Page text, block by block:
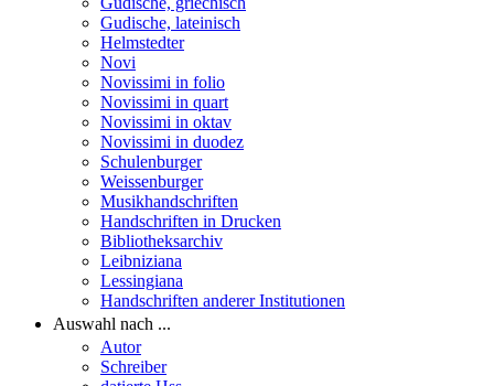
Gudische, lateinisch
Helmstedter
Novi
Novissimi in folio
Novissimi in quart
Novissimi in oktav
Novissimi in duodez
Schulenburger
Weissenburger
Musikhandschriften
Handschriften in Drucken
Bibliotheksarchiv
Leibniziana
Lessingiana
Handschriften anderer Institutionen
Auswahl nach ...
Autor
Schreiber